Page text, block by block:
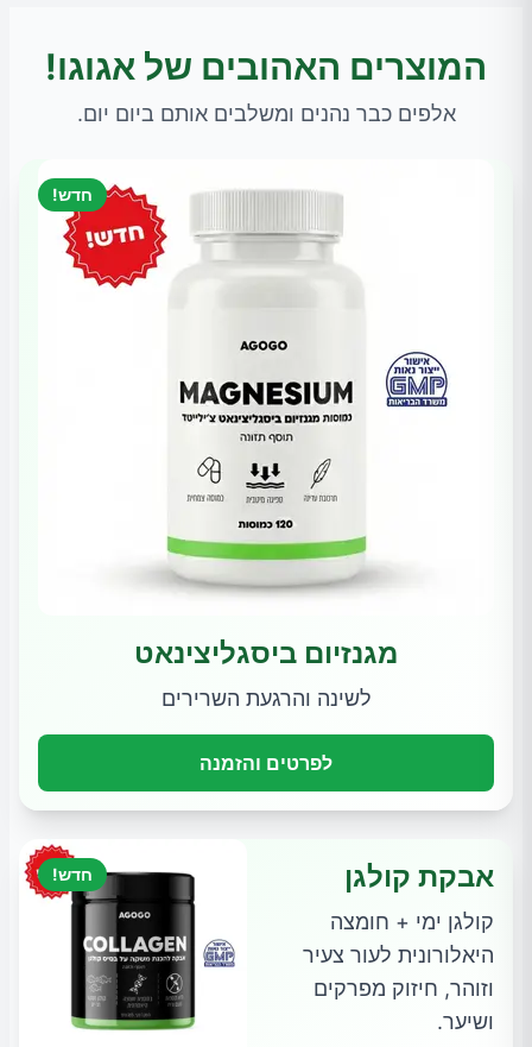
המוצרים האהובים של אגוגו!
אלפים כבר נהנים ומשלבים אותם ביום יום.
חדש!
מגנזיום ביסגליצינאט
לשינה והרגעת השרירים
לפרטים והזמנה
חדש! אבקת קולגן
קולגן ימי + חומצה
היאלורונית לעור צעיר
וזוהר, חיזוק מפרקים
ושיער.